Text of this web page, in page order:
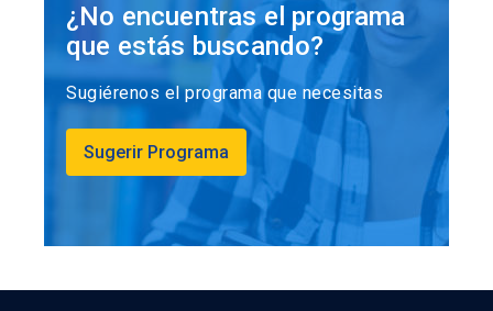
¿No encuentras el programa
que estás buscando?
Sugiérenos el programa que necesitas
Sugerir Programa